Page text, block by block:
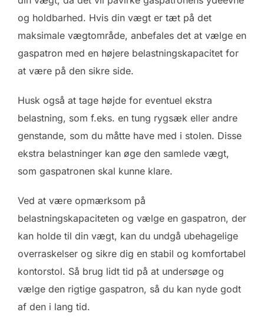
og holdbarhed. Hvis din vægt er tæt på det
maksimale vægtområde, anbefales det at vælge en
gaspatron med en højere belastningskapacitet for
at være på den sikre side.
Husk også at tage højde for eventuel ekstra
belastning, som f.eks. en tung rygsæk eller andre
genstande, som du måtte have med i stolen. Disse
ekstra belastninger kan øge den samlede vægt,
som gaspatronen skal kunne klare.
Ved at være opmærksom på
belastningskapaciteten og vælge en gaspatron, der
kan holde til din vægt, kan du undgå ubehagelige
overraskelser og sikre dig en stabil og komfortabel
kontorstol. Så brug lidt tid på at undersøge og
vælge den rigtige gaspatron, så du kan nyde godt
af den i lang tid.